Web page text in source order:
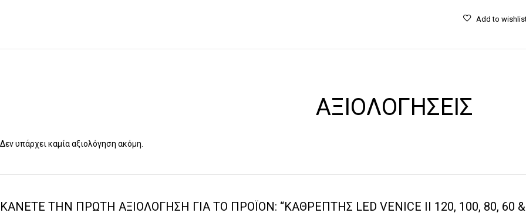
ΑΞΙΟΛΟΓΉΣΕΙΣ
Δεν υπάρχει καμία αξιολόγηση ακόμη.
ΚΆΝΕΤΕ ΤΗΝ ΠΡΏΤΗ ΑΞΙΟΛΌΓΗΣΗ ΓΙΑ ΤΟ ΠΡΟΪΌΝ: “ΚΑΘΡΈΠΤΗΣ LED VENICE II 120, 100, 80, 60 &